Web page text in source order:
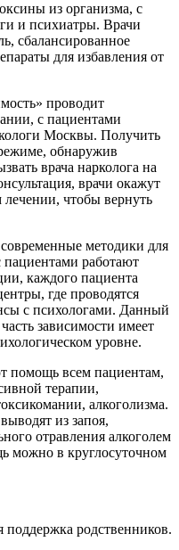
из организма, с
и психиатры. Врачи
сбалансированное
для избавления от
проводит
с пациентами
Москвы. Получить
обнаружив
врача нарколога на
врачи окажут
чтобы вернуть
методики для
работают
каждого пациента
где проводятся
с психологами. Данный
зависимости имеет
уровне.
помощь всем пациентам,
терапии,
алкоголизма.
из запоя,
отравления алкоголем
можно в круглосуточном
поддержка родственников.